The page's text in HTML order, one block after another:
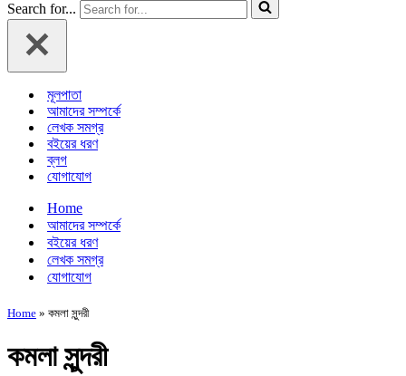
Search for...
মূলপাতা
আমাদের সম্পর্কে
লেখক সমগ্র
বইয়ের ধরণ
ব্লগ
যোগাযোগ
Home
আমাদের সম্পর্কে
বইয়ের ধরণ
লেখক সমগ্র
যোগাযোগ
Home » কমলা সুন্দরী
কমলা সুন্দরী